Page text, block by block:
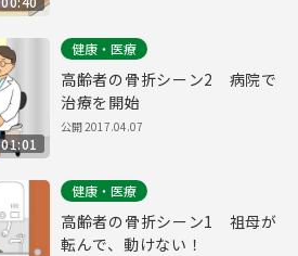
01:01
健康・医療
高齢者の骨折シーン2 病院で
治療を開始
公開2017.04.07
健康・医療
高齢者の骨折シーン1 祖母が
転んで、動けない！